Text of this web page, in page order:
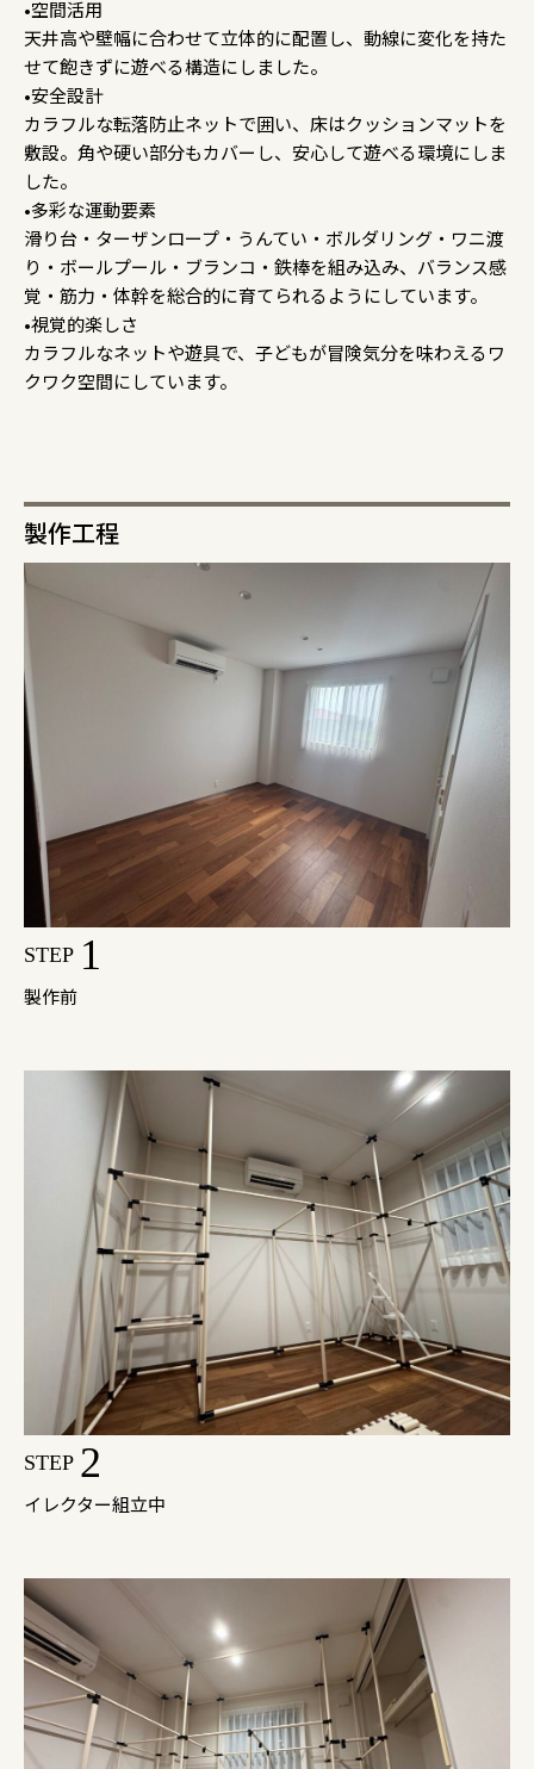
•空間活用
天井高や壁幅に合わせて立体的に配置し、動線に変化を持た
せて飽きずに遊べる構造にしました。
•安全設計
カラフルな転落防止ネットで囲い、床はクッションマットを
敷設。角や硬い部分もカバーし、安心して遊べる環境にしま
した。
•多彩な運動要素
滑り台・ターザンロープ・うんてい・ボルダリング・ワニ渡
り・ボールプール・ブランコ・鉄棒を組み込み、バランス感
覚・筋力・体幹を総合的に育てられるようにしています。
•視覚的楽しさ
カラフルなネットや遊具で、子どもが冒険気分を味わえるワ
クワク空間にしています。
製作工程
STEP 1
製作前
STEP 2
イレクター組立中